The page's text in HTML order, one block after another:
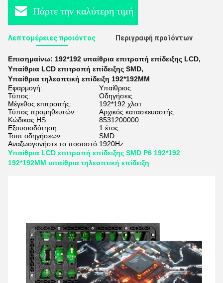
Πάρτε την καλύτερη τιμή
Λεπτομέρειες προιόντος Περιγραφή προϊόντων
Επισημαίνω: 192*192 υπαίθρια επιτροπή επίδειξης LCD,
Υπαίθρια LCD επιτροπή επίδειξης SMD,
Υπαίθρια τηλεοπτική επίδειξη 192*192MM
Εφαρμογή:
Υπαίθριος
Τύπος:
Οδηγήσεις
Μέγεθος επιτροπής:
192*192 χλστ
Τύπος προμηθευτών::
Αρχικός κατασκευαστής
Κώδικας HS:
8531200000
Εξουσιοδότηση:
1 έτος
Τσιπ οδηγήσεων:
SMD
Αναζωογονήστε το ποσοστό:1920Hz
Υπαίθρια LCD επιτροπή επίδειξης SMD P6 192*192
192*192MM υπαίθρια τηλεοπτική επίδειξη